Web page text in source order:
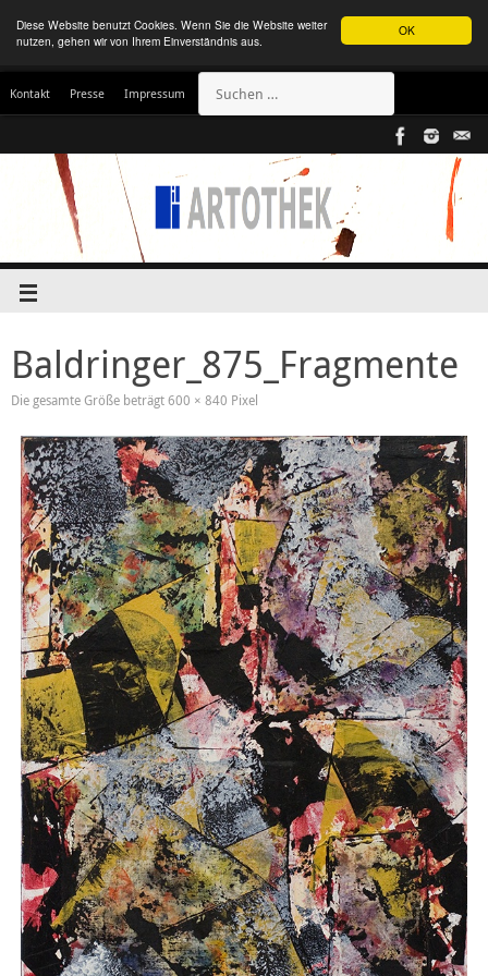
OK
Diese Website benutzt Cookies. Wenn Sie die Website weiter
nutzen, gehen wir von Ihrem Einverständnis aus.
Kontakt Presse Impressum
Baldringer_875_Fragmente
Die gesamte Größe beträgt600 × 840 Pixel